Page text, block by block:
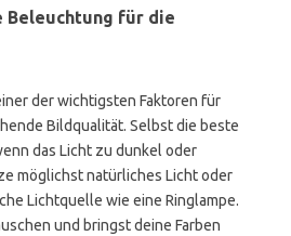
Beleuchtung für die
der wichtigsten Faktoren für
Bildqualität. Selbst die beste
das Licht zu dunkel oder
möglichst natürliches Licht oder
Lichtquelle wie eine Ringlampe.
und bringst deine Farben